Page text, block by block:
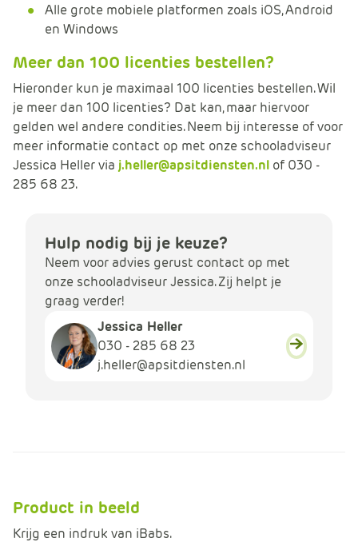
Alle grote mobiele platformen zoals iOS, Android
en Windows
Meer dan 100 licenties bestellen?
Hieronder kun je maximaal 100 licenties bestellen. Wil
je meer dan 100 licenties? Dat kan, maar hiervoor
gelden wel andere condities. Neem bij interesse of voor
meer informatie contact op met onze schooladviseur
Jessica Heller via j.heller@apsitdiensten.nl of 030 -
285 68 23.
Hulp nodig bij je keuze?
Neem voor advies gerust contact op met
onze schooladviseur Jessica. Zij helpt je
graag verder!
Jessica Heller
030 - 285 68 23
j.heller@apsitdiensten.nl
Product in beeld
Krijg een indruk van iBabs.